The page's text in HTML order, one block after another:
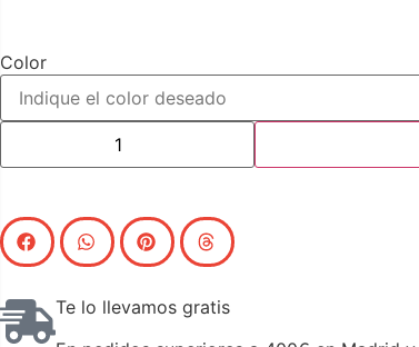
Color
Te lo llevamos gratis